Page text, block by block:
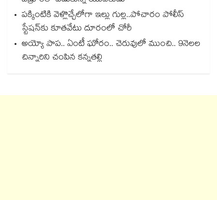
పక్కింటికి వెళ్లొచ్చేలోగా ఇల్లు గుల్ల..పోచారం పోలీస్
స్టేషన్‌‌కు కూతవేటు దూరంలో చోరీ
అయ్యో పాప.. ఏంటీ ఘోరం.. చెరువులో ముంచి.. 9నెలల
చిన్నారిని చంపిన కన్నతల్లి